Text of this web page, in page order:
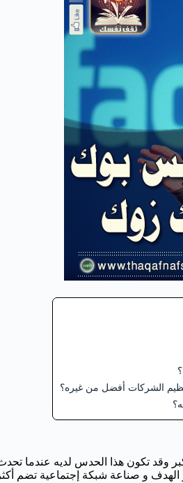
تكون هذا الحدس لديه عندما تحدث
و صناعة شبكة إجتماعية تضم